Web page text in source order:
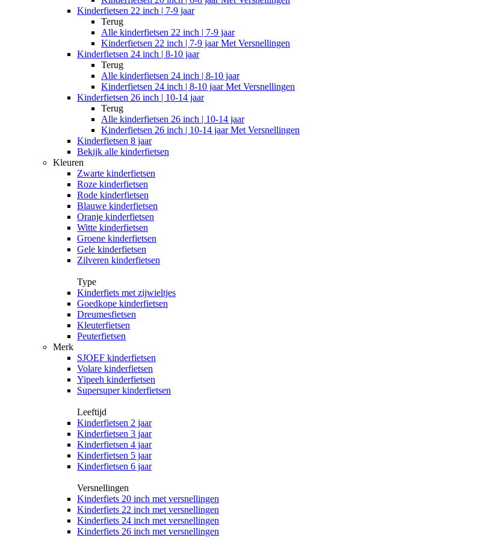
Kinderfietsen 22 inch | 7-9 jaar
Terug
Alle kinderfietsen 22 inch | 7-9 jaar
Kinderfietsen 22 inch | 7-9 jaar Met Versnellingen
Kinderfietsen 24 inch | 8-10 jaar
Terug
Alle kinderfietsen 24 inch | 8-10 jaar
Kinderfietsen 24 inch | 8-10 jaar Met Versnellingen
Kinderfietsen 26 inch | 10-14 jaar
Terug
Alle kinderfietsen 26 inch | 10-14 jaar
Kinderfietsen 26 inch | 10-14 jaar Met Versnellingen
Kinderfietsen 8 jaar
Bekijk alle kinderfietsen
Kleuren
Zwarte kinderfietsen
Roze kinderfietsen
Rode kinderfietsen
Blauwe kinderfietsen
Oranje kinderfietsen
Witte kinderfietsen
Groene kinderfietsen
Gele kinderfietsen
Zilveren kinderfietsen
Type
Kinderfiets met zijwieltjes
Goedkope kinderfietsen
Dreumesfietsen
Kleuterfietsen
Peuterfietsen
Merk
SJOEF kinderfietsen
Volare kinderfietsen
Yipeeh kinderfietsen
Supersuper kinderfietsen
Leeftijd
Kinderfietsen 2 jaar
Kinderfietsen 3 jaar
Kinderfietsen 4 jaar
Kinderfietsen 5 jaar
Kinderfietsen 6 jaar
Versnellingen
Kinderfiets 20 inch met versnellingen
Kinderfiets 22 inch met versnellingen
Kinderfiets 24 inch met versnellingen
Kinderfiets 26 inch met versnellingen